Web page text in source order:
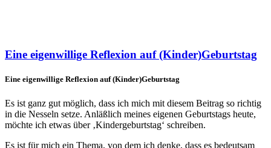
Eine eigenwillige Reflexion auf (Kinder)Geburtstag
Eine eigenwillige Reflexion auf (Kinder)Geburtstag
Es ist ganz gut möglich, dass ich mich mit diesem Beitrag so richtig
in die Nesseln setze. Anläßlich meines eigenen Geburtstags heute,
möchte ich etwas über ‚Kindergeburtstag‘ schreiben.
Es ist für mich ein Thema, von dem ich denke, dass es bedeutsam